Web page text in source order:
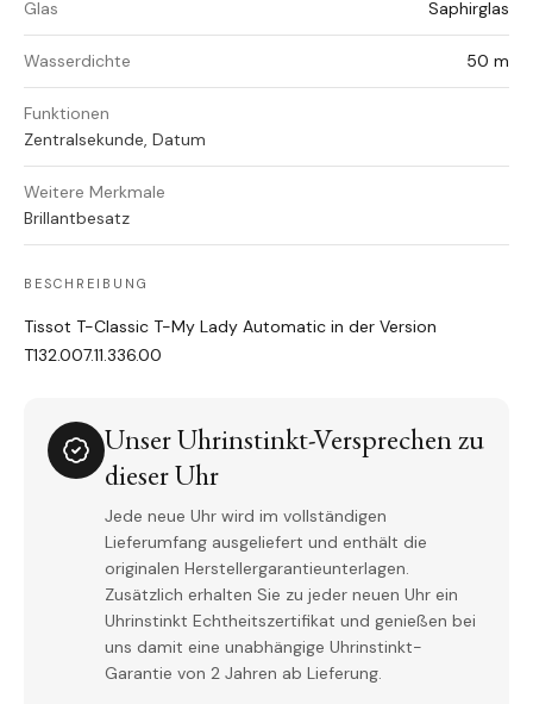
Glas Saphirglas
Wasserdichte 50 m
Funktionen
Zentralsekunde, Datum
Weitere Merkmale
Brillantbesatz
BESCHREIBUNG
Tissot T-Classic T-My Lady Automatic in der Version
T132.007.11.336.00
Unser Uhrinstinkt-Versprechen zu
dieser Uhr
Jede neue Uhr wird im vollständigen
Lieferumfang ausgeliefert und enthält die
originalen Herstellergarantieunterlagen.
Zusätzlich erhalten Sie zu jeder neuen Uhr ein
Uhrinstinkt Echtheitszertifikat und genießen bei
uns damit eine unabhängige Uhrinstinkt-
Garantie von 2 Jahren ab Lieferung.